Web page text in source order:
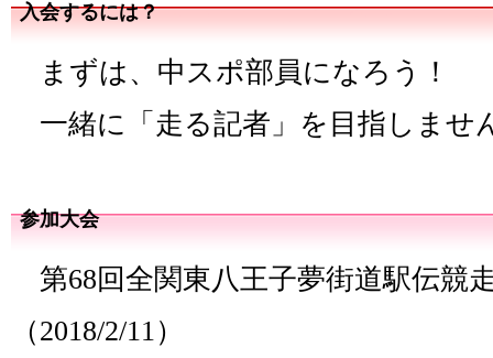
入会するには？
まずは、中スポ部員になろう！
一緒に「走る記者」を目指しませ
参加大会
第68回全関東八王子夢街道駅伝競
（2018/2/11）